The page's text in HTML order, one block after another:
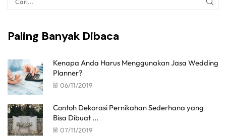
Paling Banyak Dibaca
Kenapa Anda Harus Menggunakan Jasa Wedding
Planner?
06/11/2019
Contoh Dekorasi Pernikahan Sederhana yang
Bisa Dibuat ...
07/11/2019